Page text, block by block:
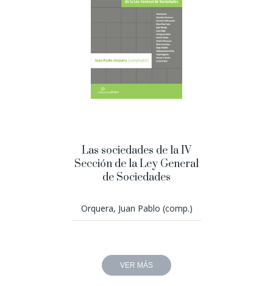
Las sociedades de la IV
Sección de la Ley General
de Sociedades
Orquera, Juan Pablo (comp.)
VER MÁS